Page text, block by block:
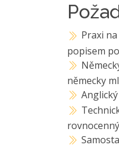
Praxi
popisem
německy